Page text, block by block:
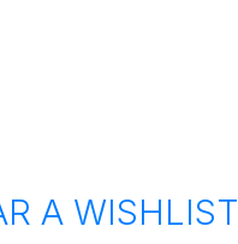
A WISHLIST